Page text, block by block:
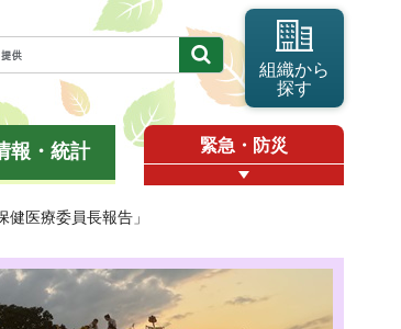
組織から
探す
報・統計 緊急・防災
医療委員長報告」